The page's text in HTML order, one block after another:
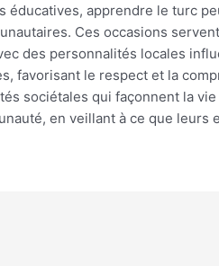
apprendre le turc
Ces occasions
des personnalités locales
favorisant le respect et la
sociétales qui façonnent la
en veillant à ce que